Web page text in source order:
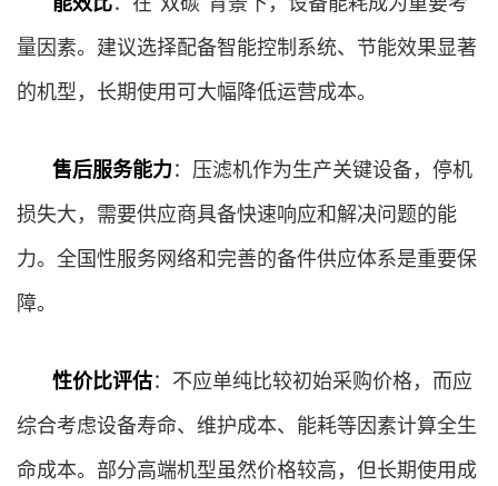
量因素。建议选择配备智能控制系统、节能效果显著
的机型，长期使用可大幅降低运营成本。
售后服务能力：压滤机作为生产关键设备，停机
损失大，需要供应商具备快速响应和解决问题的能
力。全国性服务网络和完善的备件供应体系是重要保
障。
性价比评估：不应单纯比较初始采购价格，而应
综合考虑设备寿命、维护成本、能耗等因素计算全生
命成本。部分高端机型虽然价格较高，但长期使用成